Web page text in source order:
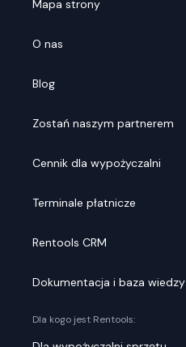
Mapa strony
O nas
Blog
Zostań naszym partnerem
Cennik dla wypożyczalni
Terminale płatnicze
Rentools CRM
Dokumentacja i baza wiedzy
Dla kogo jest Rentools: